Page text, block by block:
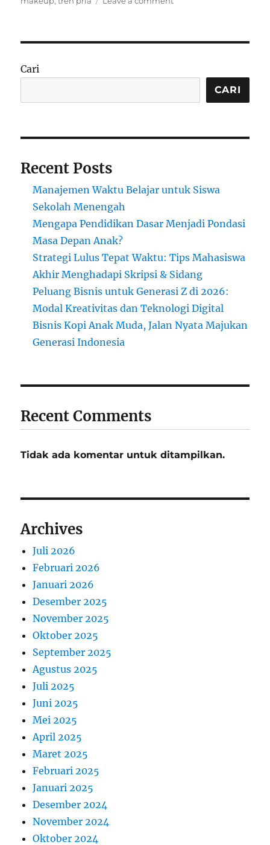
Percaya
dan
Cari
CARI
Recent Posts
Manajemen Waktu Belajar untuk Siswa
Sekolah Menengah
Mengapa Pendidikan Dasar Menjadi Pondasi
Masa Depan Anak?
Strategi Lulus Tepat Waktu: Tips Mahasiswa
Akhir Menghadapi Skripsi & Sidang
Peluang Bisnis untuk Generasi Z di 2026:
Modal Kreativitas dan Teknologi Digital
Bisnis Kopi Anak Muda, Jalan Nyata Majukan
Generasi Indonesia
Recent Comments
Tidak ada komentar untuk ditampilkan.
Archives
Juli 2026
Februari 2026
Januari 2026
Desember 2025
November 2025
Oktober 2025
September 2025
Agustus 2025
Juli 2025
Juni 2025
Mei 2025
April 2025
Maret 2025
Februari 2025
Januari 2025
Desember 2024
November 2024
Oktober 2024